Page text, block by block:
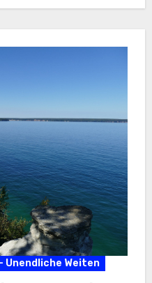
Unendliche Weiten